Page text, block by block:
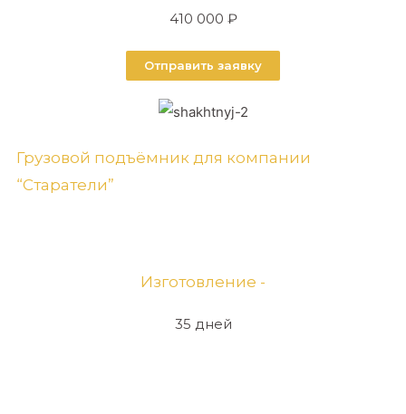
410 000 ₽
Отправить заявку
Грузовой подъёмник для компании
“Старатели”
Изготовление -
35 дней